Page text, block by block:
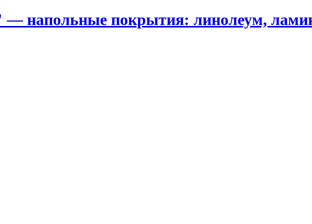
покрытия: линолеум,